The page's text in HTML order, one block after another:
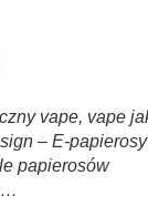
vape, vape
– E-papierosy
papierosów
…